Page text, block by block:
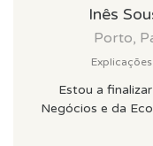
Inês
Porto,
Estou a
Negócios e da